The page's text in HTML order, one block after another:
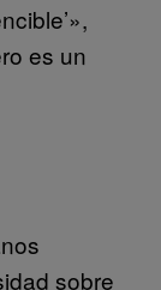
es un
sobre